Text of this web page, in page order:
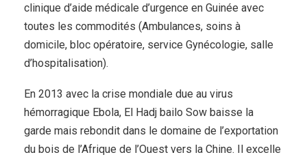
clinique d’aide médicale d’urgence en Guinée avec
toutes les commodités (Ambulances, soins à
domicile, bloc opératoire, service Gynécologie, salle
d’hospitalisation).
En 2013 avec la crise mondiale due au virus
hémorragique Ebola, El Hadj bailo Sow baisse la
garde mais rebondit dans le domaine de l’exportation
du bois de l’Afrique de l’Ouest vers la Chine. Il excelle